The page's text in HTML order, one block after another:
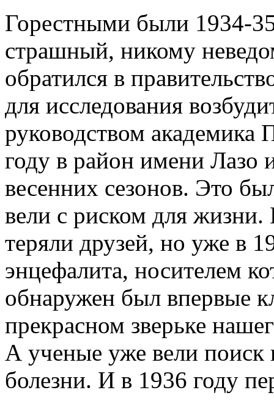
Горестными были 1934-
страшный, никому
обратился в
для исследования
руководством академика
году в район имени Лазо
весенних сезонов. Это
вели с риском для жизни.
теряли друзей, но уже в
энцефалита, носителем
обнаружен был впервые
прекрасном зверьке
А ученые уже вели поиск
болезни. И в 1936 году